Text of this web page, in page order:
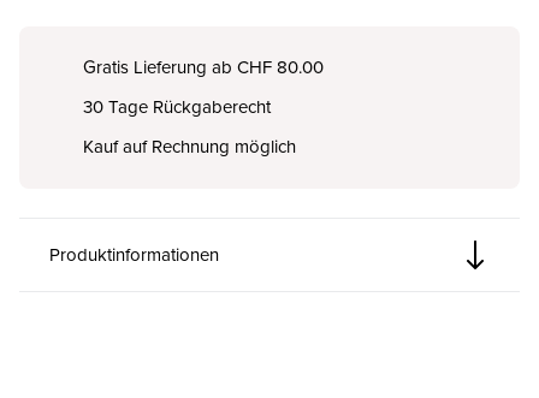
Gratis Lieferung ab CHF 80.00
30 Tage Rückgaberecht
Kauf auf Rechnung möglich
Produktinformationen